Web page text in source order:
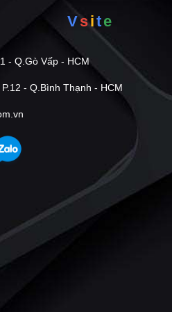
m2 gồm:
Vsite
- Q.Gò Vấp - HCM
- Q.Bình Thạnh - HCM